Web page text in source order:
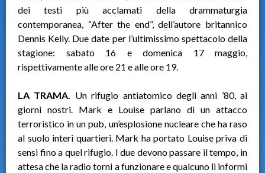
dei testi più acclamati della drammaturgia
contemporanea, “After the end”, dell’autore britannico
Dennis Kelly. Due date per l’ultimissimo spettacolo della
stagione: sabato 16 e domenica 17 maggio,
rispettivamente alle ore 21 e alle ore 19.
LA TRAMA. Un rifugio antiatomico degli anni ’80, ai
giorni nostri. Mark e Louise parlano di un attacco
terroristico in un pub, un’esplosione nucleare che ha raso
al suolo interi quartieri. Mark ha portato Louise priva di
sensi fino a quel rifugio. I due devono passare il tempo, in
attesa che la radio torni a funzionare e qualcuno li informi